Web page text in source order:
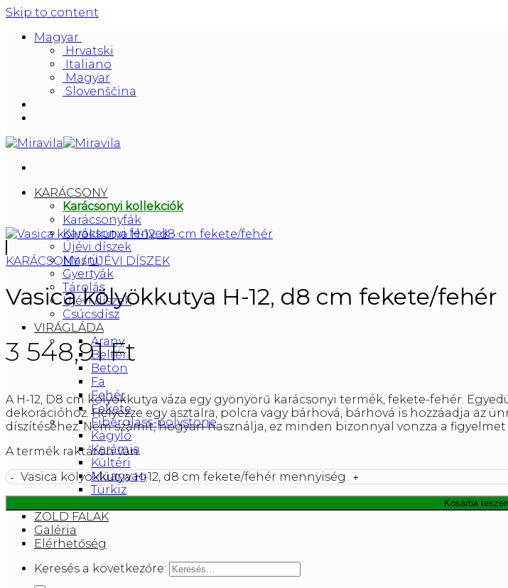
Skip to content
Magyar
Hrvatski
Italiano
Magyar
Slovenščina
KARÁCSONY
Karácsonyi kollekciók
Karácsonyfák
Karácsonyi fények
Újévi díszek
Masni
Gyertyák
Tárolás
Újévi díszek
Csúcsdísz
VIRÁGLÁDA
Arany
Beltéri
Beton
Fa
Fehér
Fekete
Fiberglass-polystone
Kagyló
Kerámia
Kültéri
Műanyag
Türkiz
ZÖLD FALAK
Galéria
Elérhetőség
Keresés a következőre:
KARÁCSONY / ÚJÉVI DÍSZEK
Vasica kölyökkutya H-12, d8 cm fekete/fehér
3 548,91Ft
A H-12, D8 cm kölyökkutya váza egy gyönyörű karácsonyi termék, fekete-fehér.
dekorációhoz. Helyezze egy asztalra, polcra vagy bárhová, bárhová is hozzáadja az
díszítéséhez. Nem számít, hogyan használja, ez minden bizonnyal vonzza a
A termék raktáron van
Vasica kölyökkutya H-12, d8 cm fekete/fehér mennyiség
Kosárba